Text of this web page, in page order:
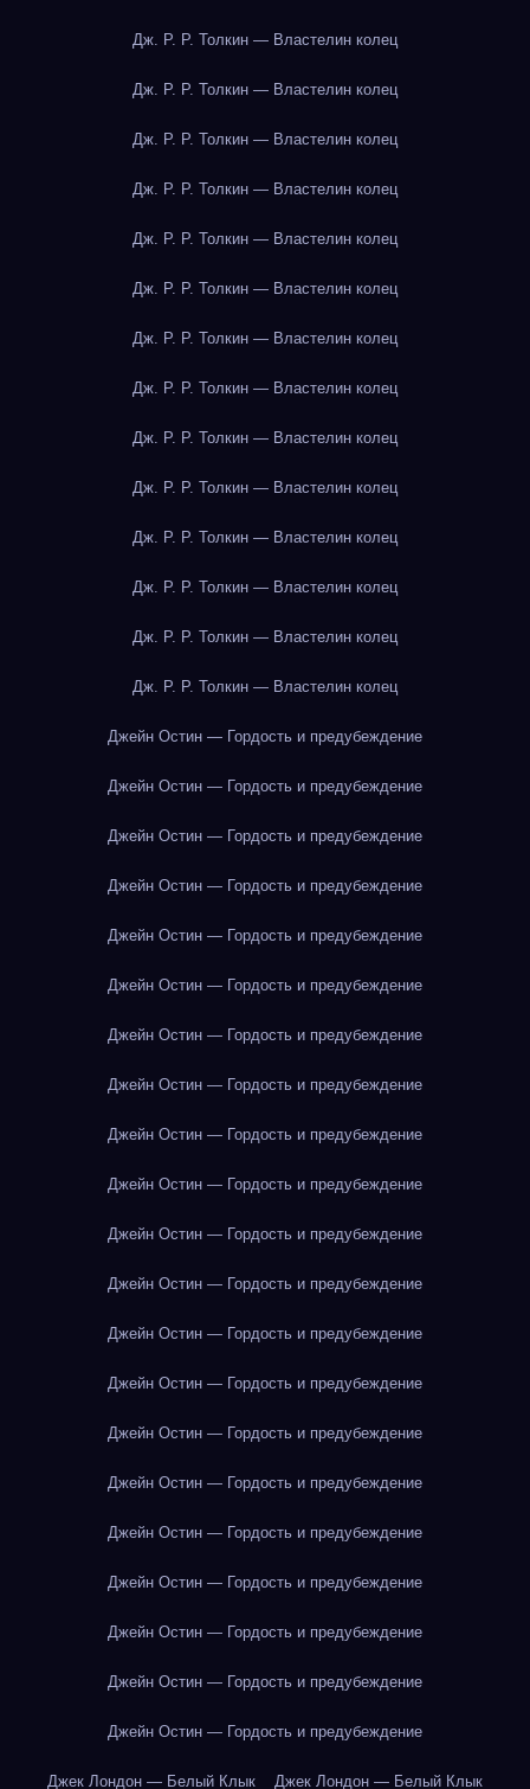
Дж. Р. Р. Толкин — Властелин колец
Дж. Р. Р. Толкин — Властелин колец
Дж. Р. Р. Толкин — Властелин колец
Дж. Р. Р. Толкин — Властелин колец
Дж. Р. Р. Толкин — Властелин колец
Дж. Р. Р. Толкин — Властелин колец
Дж. Р. Р. Толкин — Властелин колец
Дж. Р. Р. Толкин — Властелин колец
Дж. Р. Р. Толкин — Властелин колец
Дж. Р. Р. Толкин — Властелин колец
Дж. Р. Р. Толкин — Властелин колец
Дж. Р. Р. Толкин — Властелин колец
Дж. Р. Р. Толкин — Властелин колец
Дж. Р. Р. Толкин — Властелин колец
Джейн Остин — Гордость и предубеждение
Джейн Остин — Гордость и предубеждение
Джейн Остин — Гордость и предубеждение
Джейн Остин — Гордость и предубеждение
Джейн Остин — Гордость и предубеждение
Джейн Остин — Гордость и предубеждение
Джейн Остин — Гордость и предубеждение
Джейн Остин — Гордость и предубеждение
Джейн Остин — Гордость и предубеждение
Джейн Остин — Гордость и предубеждение
Джейн Остин — Гордость и предубеждение
Джейн Остин — Гордость и предубеждение
Джейн Остин — Гордость и предубеждение
Джейн Остин — Гордость и предубеждение
Джейн Остин — Гордость и предубеждение
Джейн Остин — Гордость и предубеждение
Джейн Остин — Гордость и предубеждение
Джейн Остин — Гордость и предубеждение
Джейн Остин — Гордость и предубеждение
Джейн Остин — Гордость и предубеждение
Джейн Остин — Гордость и предубеждение
Джек Лондон — Белый Клык Джек Лондон — Белый Клык